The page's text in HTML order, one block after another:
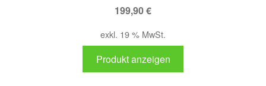
199,90€
exkl. 19 % MwSt.
Produkt anzeigen